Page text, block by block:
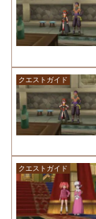
クエストガイド
クエストガイド